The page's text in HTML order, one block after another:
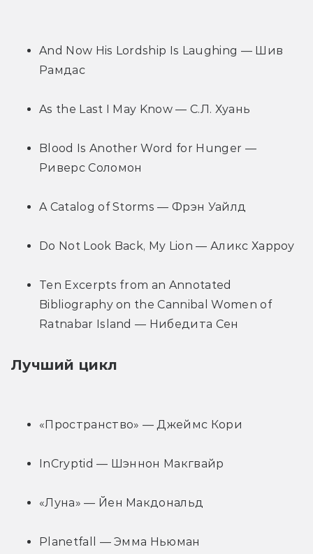
And Now His Lordship Is Laughing — Шив
Рамдас
As the Last I May Know — С.Л. Хуань
Blood Is Another Word for Hunger —
Риверс Соломон
A Catalog of Storms — Фрэн Уайлд
Do Not Look Back, My Lion — Аликс Харроу
Ten Excerpts from an Annotated
Bibliography on the Cannibal Women of
Ratnabar Island — Нибедита Сен
Лучший цикл
«Пространство» — Джеймс Кори
InCryptid — Шэннон Макгвайр
«Луна» — Йен Макдональд
Planetfall — Эмма Ньюман